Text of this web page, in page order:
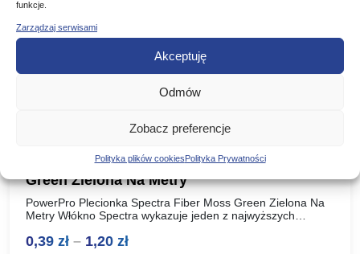
funkcje.
Zarządzaj serwisami
Akceptuję
Odmów
Zobacz preferencje
Polityka plików cookiesPolityka Prywatności
PowerPro Plecionka Spectra Fiber Moss
Green Zielona Na Metry
PowerPro Plecionka Spectra Fiber Moss Green Zielona Na
Metry Włókno Spectra wykazuje jeden z najwyższych
produkowanych włókien. Ma wysoką…
0,39 zł – 1,20 złZakres